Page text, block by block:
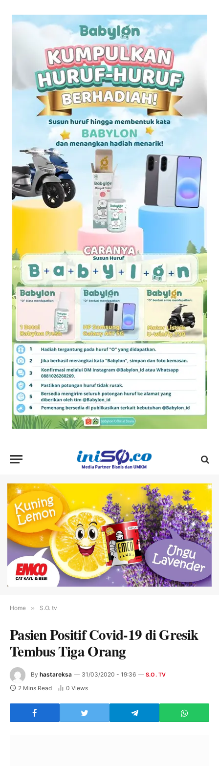
Home » S.O. tv
Pasien Positif Covid-19 di Gresik
Tembus Tiga Orang
By hastareksa 31/03/2020 - 19:36 S.O. TV
2 Mins Read 0 Views